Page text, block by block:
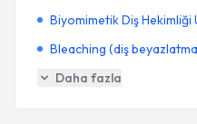
Biyomimetik Diş Hekimliği
Bleaching (diş
Daha fazla